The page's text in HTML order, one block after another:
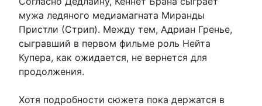
мужа ледяного медиамагната Миранды
Пристли (Стрип). Между тем, Адриан Гренье,
сыгравший в первом фильме роль Нейта
Купера, как ожидается, не вернется для
продолжения.
Хотя подробности сюжета пока держатся в